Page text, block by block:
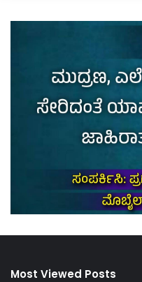
Most Viewed Posts